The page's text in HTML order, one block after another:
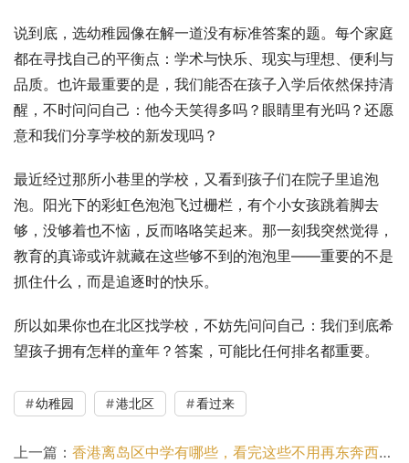
说到底，选幼稚园像在解一道没有标准答案的题。每个家庭
都在寻找自己的平衡点：学术与快乐、现实与理想、便利与
品质。也许最重要的是，我们能否在孩子入学后依然保持清
醒，不时问问自己：他今天笑得多吗？眼睛里有光吗？还愿
意和我们分享学校的新发现吗？
最近经过那所小巷里的学校，又看到孩子们在院子里追泡
泡。阳光下的彩虹色泡泡飞过栅栏，有个小女孩跳着脚去
够，没够着也不恼，反而咯咯笑起来。那一刻我突然觉得，
教育的真谛或许就藏在这些够不到的泡泡里——重要的不是
抓住什么，而是追逐时的快乐。
所以如果你也在北区找学校，不妨先问问自己：我们到底希
望孩子拥有怎样的童年？答案，可能比任何排名都重要。
幼稚园 港北区 看过来
上一篇： 香港离岛区中学有哪些，看完这些不用再东奔西走查资料了